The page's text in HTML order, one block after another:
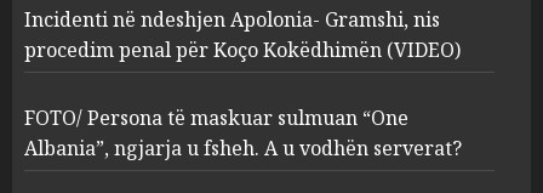
3
FOTO/ Persona të maskuar
sulmuan “One Albania”,
ngjarja u fsheh. A u vodhën
serverat?
MARCH 25, 2025
Incidenti në ndeshjen Apolonia- Gramshi, nis
procedim penal për Koço Kokëdhimën (VIDEO)
FOTO/ Persona të maskuar sulmuan “One
Albania”, ngjarja u fsheh. A u vodhën serverat?